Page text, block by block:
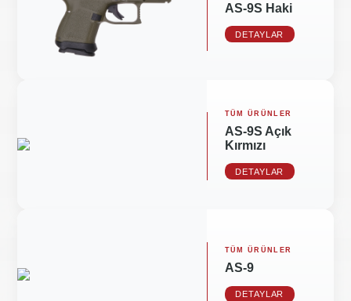
AS-9S Haki
DETAYLAR
TÜM ÜRÜNLER
AS-9S Açık
Kırmızı
DETAYLAR
TÜM ÜRÜNLER
AS-9
DETAYLAR